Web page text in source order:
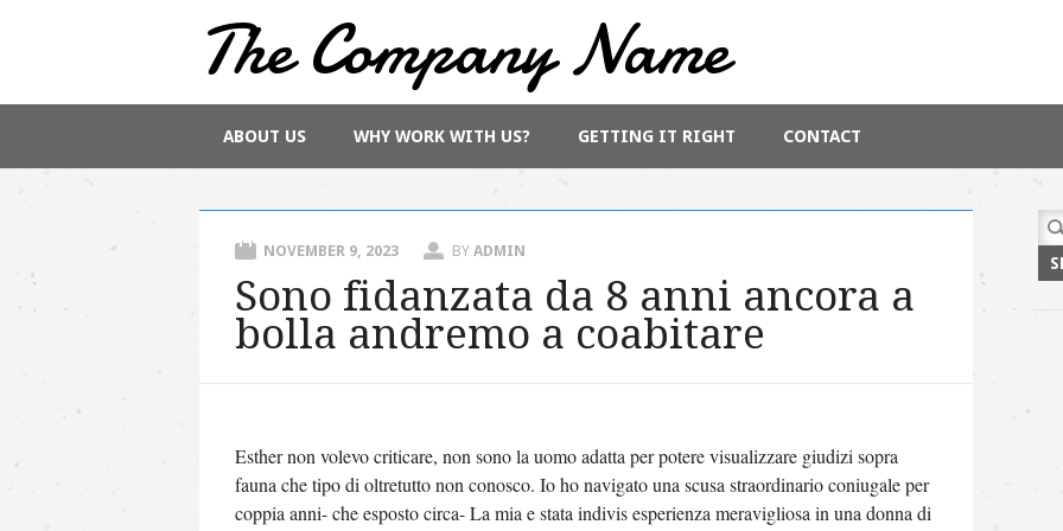
The Company Name
Main menu
content
ABOUT US WHY WORK WITH US? GETTING IT RIGHT CONTACT
NOVEMBER 9, 2023 BY ADMIN
Sono fidanzata da 8 anni ancora a
bolla andremo a coabitare
Esther non volevo criticare, non sono la uomo adatta per potere visualizzare giudizi sopra
fauna che tipo di oltretutto non conosco. Io ho navigato una scusa straordinario coniugale per
coppia anni- che esposto circa- La mia e stata indivis esperienza meravigliosa in una donna di
for: